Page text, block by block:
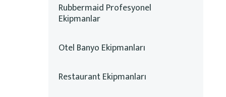
Rubbermaid Profesyonel
Ekipmanlar
Otel Banyo Ekipmanları
Restaurant Ekipmanları